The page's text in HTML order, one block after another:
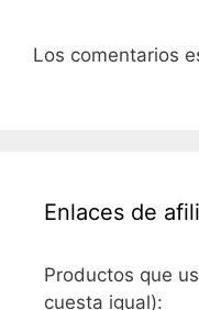
Los comentarios
Enlaces de
Productos que
cuesta igual):